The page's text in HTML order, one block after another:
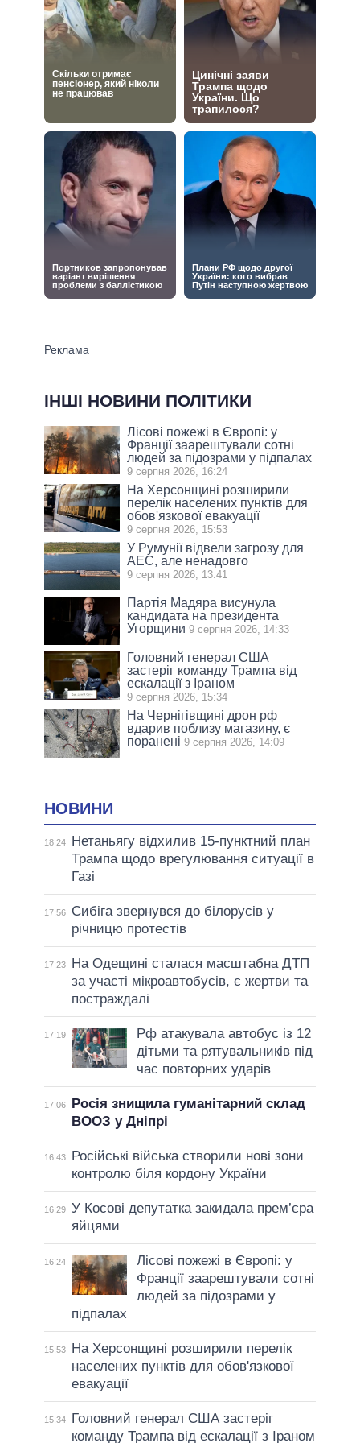
ІНШІ НОВИНИ ПОЛІТИКИ
Лісові пожежі в Європі: у
Франції заарештували сотні
людей за підозрами у підпалах
9 серпня 2026, 16:24
На Херсонщині розширили
перелік населених пунктів для
обов'язкової евакуації
9 серпня 2026, 15:53
У Румунії відвели загрозу для
АЕС, але ненадовго
9 серпня 2026, 13:41
Партія Мадяра висунула
кандидата на президента
Угорщини 9 серпня 2026, 14:33
Головний генерал США
застеріг команду Трампа від
ескалації з Іраном
9 серпня 2026, 15:34
На Чернігівщині дрон рф
вдарив поблизу магазину, є
поранені 9 серпня 2026, 14:09
НОВИНИ
18:24
Нетаньягу відхилив 15-пунктний план
Трампа щодо врегулювання ситуації в
Газі
17:56
Сибіга звернувся до білорусів у
річницю протестів
17:23
На Одещині сталася масштабна ДТП
за участі мікроавтобусів, є жертви та
постраждалі
17:19
Рф атакувала автобус із 12
дітьми та рятувальників під
час повторних ударів
17:06
Росія знищила гуманітарний склад
ВООЗ у Дніпрі
16:43
Російські війська створили нові зони
контролю біля кордону України
16:29 У Косові депутатка закидала прем’єра
яйцями
16:24
Лісові пожежі в Європі: у
Франції заарештували сотні
людей за підозрами у
підпалах
15:53
На Херсонщині розширили перелік
населених пунктів для обов'язкової
евакуації
15:34
Головний генерал США застеріг
команду Трампа від ескалації з Іраном